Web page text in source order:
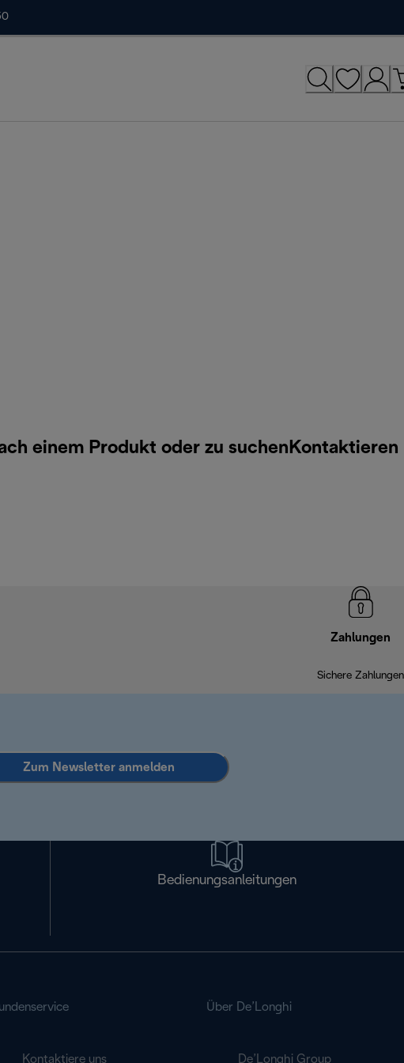
einem Produkt oder zu suchen Kontaktieren
Zahlungen
Sichere Zahlungen
Zum Newsletter anmelden
Bedienungsanleitungen
Kontaktiere uns
Über De’Longhi
De’Longhi Group